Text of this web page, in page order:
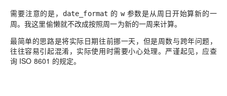
需要注意的是， date_format 的 w参数是从周日开始算新的一
周。我这里偷懒就不改成按照周一为新的一周来计算。
最简单的思路是将实际日期往前挪一天，但是周数与跨年问题，
往往容易引起混淆，实际使用时需要小心处理。严谨起见，应查
询 ISO 8601 的规定。